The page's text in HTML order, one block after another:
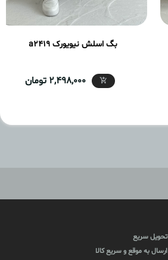
بگ اسلش نیویورک a2419
2,498,000 تومان
تحویل سریع
ارسال به موقع و سریع کالا